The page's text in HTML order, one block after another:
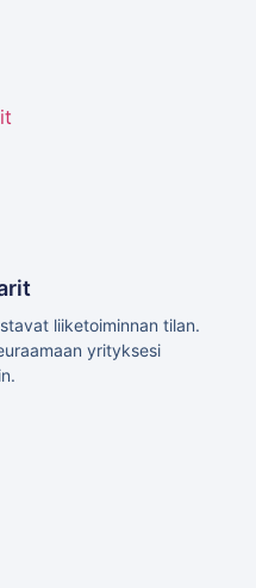
liiketoiminnan tilan.
yrityksesi